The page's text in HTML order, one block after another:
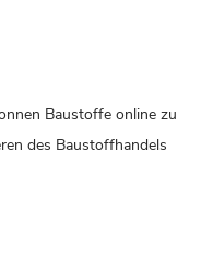
Baustoffe online zu
des Baustoffhandels